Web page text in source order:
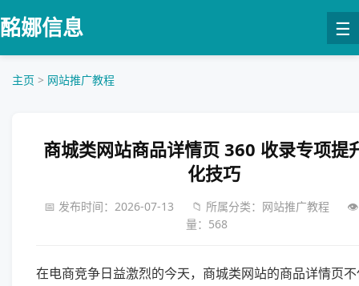
酩娜信息
关于我们
全域流量运营
网站推广教程
☰
主页 > 网站推广教程
商城类网站商品详情页 360 收录专项提
化技巧
📅 发布时间：2026-07-13 📁 所属分类：网站推广教程
👁️
量：568
在电商竞争日益激烈的今天，商城类网站的商品详情页